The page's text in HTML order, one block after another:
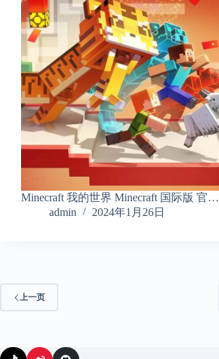
Minecraft 我的世界 Minecraft 国际版 官…
admin
2024年1月26日
上一页